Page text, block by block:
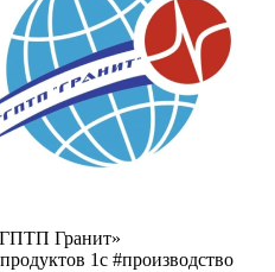
Гранит»
1с #производство